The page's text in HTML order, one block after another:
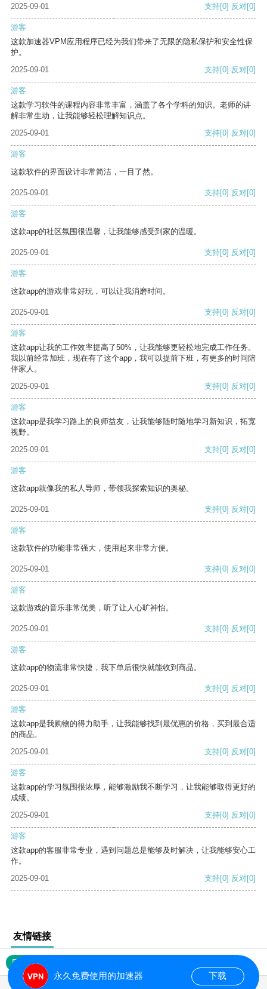
2025-09-01 支持[0] 反对[0]
游客
这款加速器VPM应用程序已经为我们带来了无限的隐私保护和安全性保
护。
2025-09-01
支持[0] 反对[0]
游客
这款学习软件的课程内容非常丰富，涵盖了各个学科的知识。老师的讲
解非常生动，让我能够轻松理解知识点。
2025-09-01
支持[0] 反对[0]
游客
这款软件的界面设计非常简洁，一目了然。
2025-09-01 支持[0] 反对[0]
游客
这款app的社区氛围很温馨，让我能够感受到家的温暖。
2025-09-01 支持[0] 反对[0]
游客
这款app的游戏非常好玩，可以让我消磨时间。
2025-09-01 支持[0] 反对[0]
游客
这款app让我的工作效率提高了50%，让我能够更轻松地完成工作任务。
我以前经常加班，现在有了这个app，我可以提前下班，有更多的时间陪
伴家人。
2025-09-01
支持[0] 反对[0]
游客
这款app是我学习路上的良师益友，让我能够随时随地学习新知识，拓宽
视野。
2025-09-01
支持[0] 反对[0]
游客
这款app就像我的私人导师，带领我探索知识的奥秘。
2025-09-01 支持[0] 反对[0]
游客
这款软件的功能非常强大，使用起来非常方便。
2025-09-01 支持[0] 反对[0]
游客
这款游戏的音乐非常优美，听了让人心旷神怡。
2025-09-01 支持[0] 反对[0]
游客
这款app的物流非常快捷，我下单后很快就能收到商品。
2025-09-01 支持[0] 反对[0]
游客
这款app是我购物的得力助手，让我能够找到最优惠的价格，买到最合适
的商品。
2025-09-01
支持[0] 反对[0]
游客
这款app的学习氛围很浓厚，能够激励我不断学习，让我能够取得更好的
成绩。
2025-09-01
支持[0] 反对[0]
游客
这款app的客服非常专业，遇到问题总是能够及时解决，让我能够安心工
作。
2025-09-01
支持[0] 反对[0]
友情链接
网站地图
永久免费使用的加速器 下载